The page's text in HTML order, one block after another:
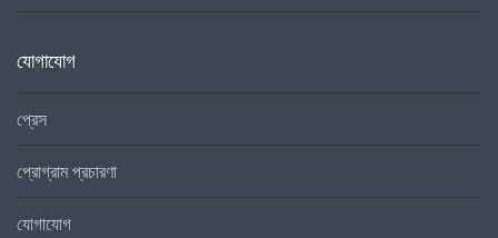
যোগাযোগ
প্রেস
প্রোগ্রাম প্রচারণা
যোগাযোগ